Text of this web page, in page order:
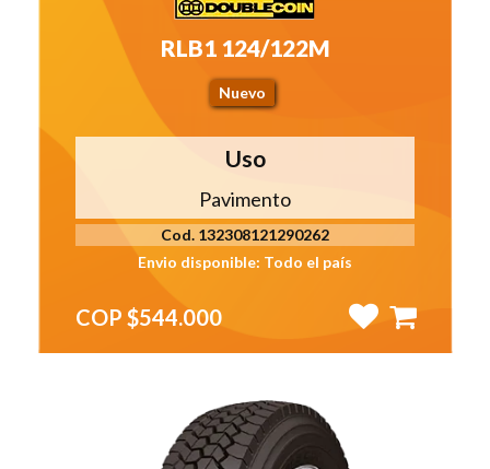
RLB1 124/122M
Nuevo
Uso
Pavimento
Cod. 132308121290262
Envio disponible: Todo el país
COP $544.000